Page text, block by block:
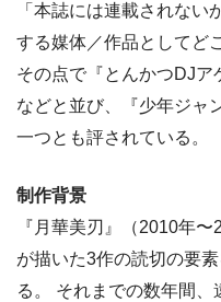
「本誌には連載されな
する媒体／作品としてど
その点で『とんかつDJア
などと並び、『少年ジャ
一つとも評されている。
制作背景
『月華美刃』（2010年
が描いた3作の読切の要
る。 それまでの数年間